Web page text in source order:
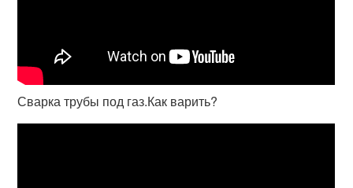
Сварка трубы под газ.Как варить?